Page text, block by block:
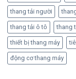
thang tải người
thang tải ô tô thang
thiết bị thang máy
động cơ thang máy